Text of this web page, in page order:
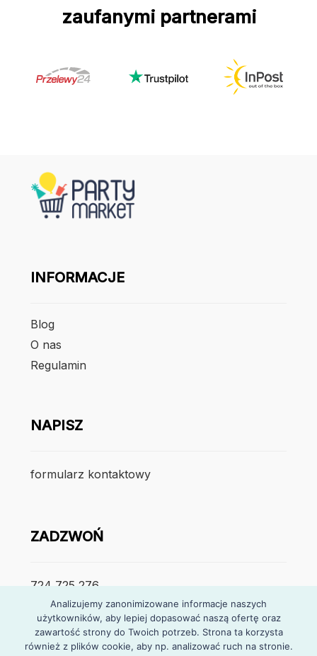
zaufanymi partnerami
INFORMACJE
Blog
O nas
Regulamin
NAPISZ
formularz kontaktowy
ZADZWOŃ
724 725 276
poniedzialek – piątek
7:30 – 15:30
Analizujemy zanonimizowane informacje naszych
użytkowników, aby lepiej dopasować naszą ofertę oraz
zawartość strony do Twoich potrzeb. Strona ta korzysta
również z plików cookie, aby np. analizować ruch na stronie.